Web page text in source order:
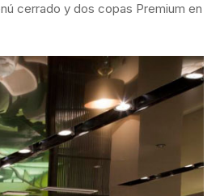
cerrado y dos copas Premium en